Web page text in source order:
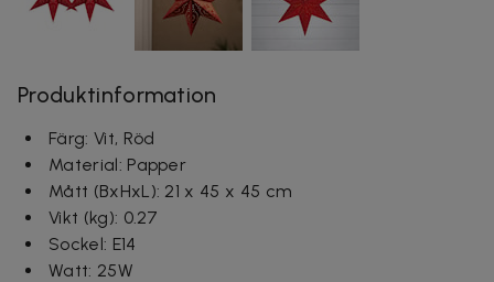
Produktinformation
Färg: Vit, Röd
Material: Papper
Mått (BxHxL): 21 x 45 x 45 cm
Vikt (kg): 0.27
Sockel: E14
Watt: 25W